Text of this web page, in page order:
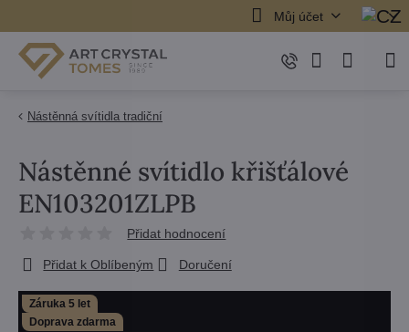
Můj účet
Nástěnná svítidla tradiční
Záruka 5 let
Doprava zdarma
Nástěnné svítidlo křišťálové
EN103201ZLPB
Přidat hodnocení
Přidat k Oblíbeným Doručení